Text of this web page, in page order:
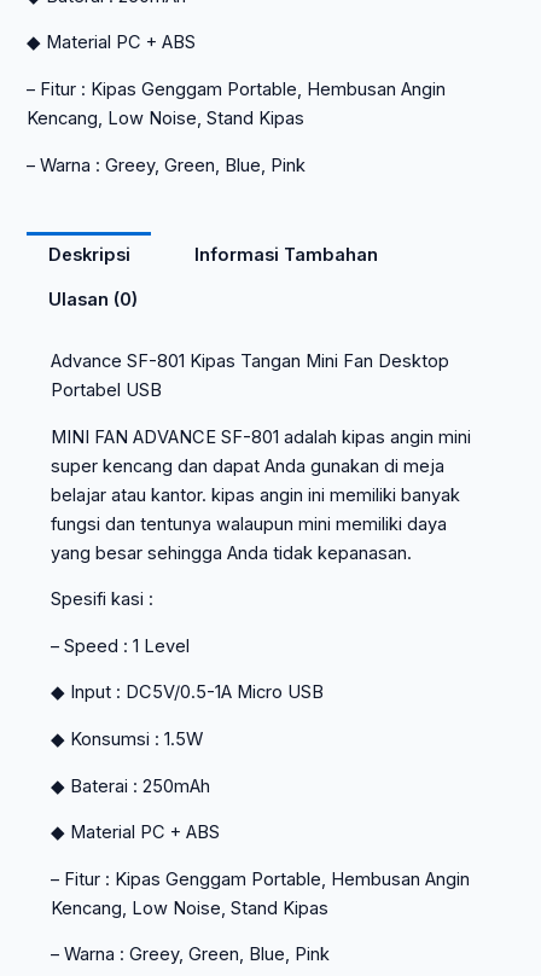
◆ Material PC + ABS
– Fitur : Kipas Genggam Portable, Hembusan Angin
Kencang, Low Noise, Stand Kipas
– Warna : Greey, Green, Blue, Pink
Deskripsi Informasi Tambahan
Ulasan (0)
Advance SF-801 Kipas Tangan Mini Fan Desktop
Portabel USB
MINI FAN ADVANCE SF-801 adalah kipas angin mini
super kencang dan dapat Anda gunakan di meja
belajar atau kantor. kipas angin ini memiliki banyak
fungsi dan tentunya walaupun mini memiliki daya
yang besar sehingga Anda tidak kepanasan.
Spesifi kasi :
– Speed : 1 Level
◆ Input : DC5V/0.5-1A Micro USB
◆ Konsumsi : 1.5W
◆ Baterai : 250mAh
◆ Material PC + ABS
– Fitur : Kipas Genggam Portable, Hembusan Angin
Kencang, Low Noise, Stand Kipas
– Warna : Greey, Green, Blue, Pink